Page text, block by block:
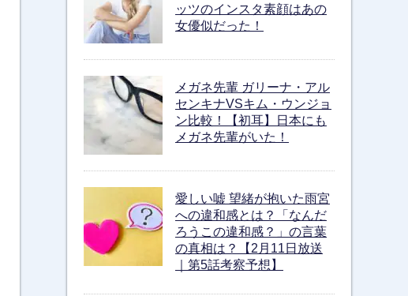
ッツのインスタ素顔はあの
女優似だった！
メガネ先輩 ガリーナ・アル
センキナVSキム・ウンジョ
ン比較！【初耳】日本にも
メガネ先輩がいた！
愛しい嘘 望緒が抱いた雨宮
への違和感とは？「なんだ
ろうこの違和感？」の言葉
の真相は？【2月11日放送
｜第5話考察予想】